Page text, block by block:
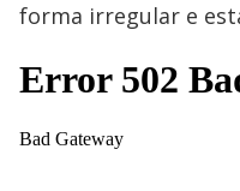
forma irregular e